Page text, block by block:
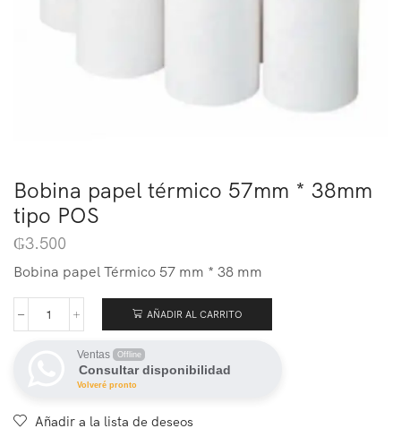
Bobina papel térmico 57mm * 38mm
tipo POS
₲3.500
Bobina papel Térmico 57 mm * 38 mm
AÑADIR AL CARRITO
Ventas Offline
Consultar disponibilidad
Volveré pronto
Añadir a la lista de deseos